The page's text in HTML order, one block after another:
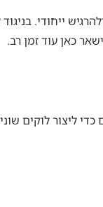
ייחודי. בניגוד
כאן עוד זמן רב.
ליצור לוקים